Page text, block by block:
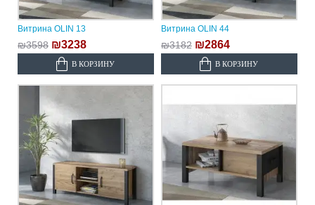
Витрина OLIN 13
₪3598 ₪3238
В КОРЗИНУ
Витрина OLIN 44
₪3182 ₪2864
В КОРЗИНУ